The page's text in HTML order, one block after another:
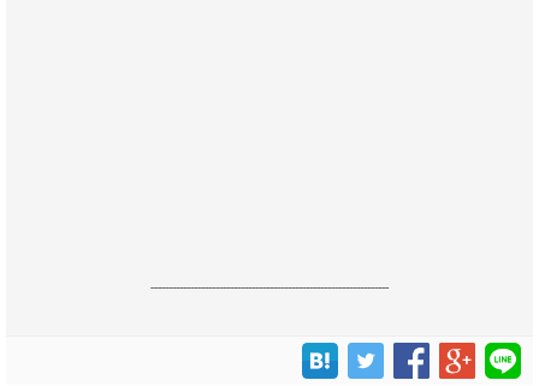
------------------------------------------------------------------